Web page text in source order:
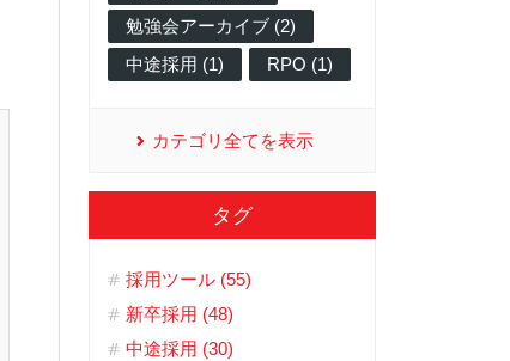
勉強会アーカイブ (2)
中途採用 (1)
RPO (1)
カテゴリ全てを表示
タグ
採用ツール (55)
新卒採用 (48)
中途採用 (30)